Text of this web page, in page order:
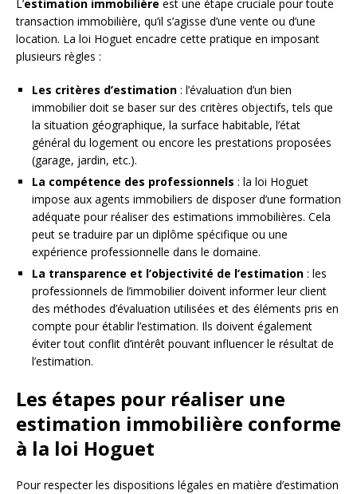
L’estimation immobilière est une étape cruciale pour toute
transaction immobilière, qu’il s’agisse d’une vente ou d’une
location. La loi Hoguet encadre cette pratique en imposant
plusieurs règles :
Les critères d’estimation : l’évaluation d’un bien
immobilier doit se baser sur des critères objectifs, tels que
la situation géographique, la surface habitable, l’état
général du logement ou encore les prestations proposées
(garage, jardin, etc.).
La compétence des professionnels : la loi Hoguet
impose aux agents immobiliers de disposer d’une formation
adéquate pour réaliser des estimations immobilières. Cela
peut se traduire par un diplôme spécifique ou une
expérience professionnelle dans le domaine.
La transparence et l’objectivité de l’estimation : les
professionnels de l’immobilier doivent informer leur client
des méthodes d’évaluation utilisées et des éléments pris en
compte pour établir l’estimation. Ils doivent également
éviter tout conflit d’intérêt pouvant influencer le résultat de
l’estimation.
Les étapes pour réaliser une
estimation immobilière conforme
à la loi Hoguet
Pour respecter les dispositions légales en matière d’estimation